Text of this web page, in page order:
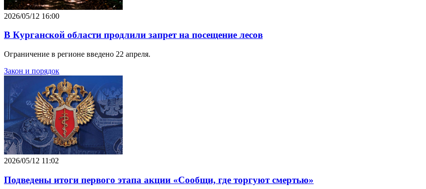
2026/05/12 16:00
В Курганской области продлили запрет на посещение лесов
Ограничение в регионе введено 22 апреля.
Закон и порядок
2026/05/12 11:02
Подведены итоги первого этапа акции «Сообщи, где торгуют смертью»